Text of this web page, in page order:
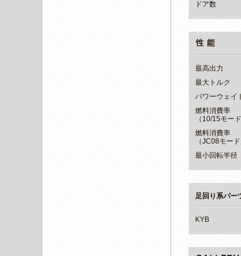
ドア数
最高出力
最大トルク
パワーウェイ
燃料消費率
（10/15モー
燃料消費率
（JC08モード
最小回転半径
足回り系パー
KYB